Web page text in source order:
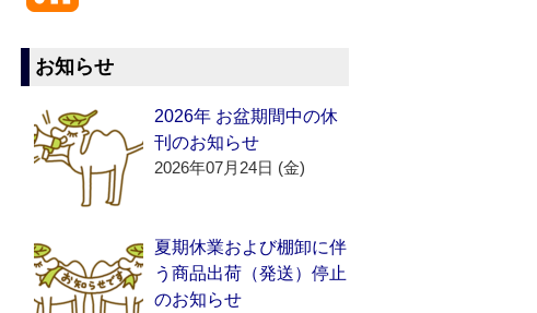
お知らせ
2026年 お盆期間中の休
刊のお知らせ
2026年07月24日 (金)
夏期休業および棚卸に伴
う商品出荷（発送）停止
のお知らせ